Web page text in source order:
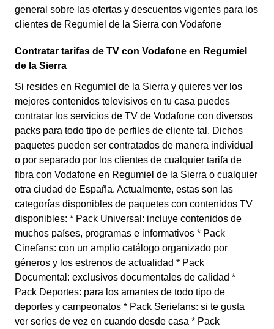
general sobre las ofertas y descuentos vigentes para los
clientes de Regumiel de la Sierra con Vodafone
Contratar tarifas de TV con Vodafone en Regumiel
de la Sierra
Si resides en Regumiel de la Sierra y quieres ver los
mejores contenidos televisivos en tu casa puedes
contratar los servicios de TV de Vodafone con diversos
packs para todo tipo de perfiles de cliente tal. Dichos
paquetes pueden ser contratados de manera individual
o por separado por los clientes de cualquier tarifa de
fibra con Vodafone en Regumiel de la Sierra o cualquier
otra ciudad de España. Actualmente, estas son las
categorías disponibles de paquetes con contenidos TV
disponibles: * Pack Universal: incluye contenidos de
muchos países, programas e informativos * Pack
Cinefans: con un amplio catálogo organizado por
géneros y los estrenos de actualidad * Pack
Documental: exclusivos documentales de calidad *
Pack Deportes: para los amantes de todo tipo de
deportes y campeonatos * Pack Seriefans: si te gusta
ver series de vez en cuando desde casa * Pack